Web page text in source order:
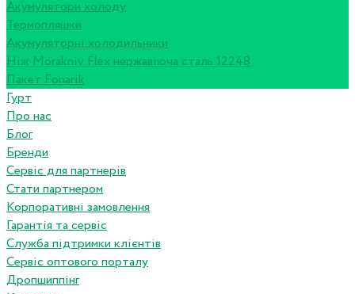
Акумулятори холоду
Термопляшки
Акумуляторні холодильники
Ніж Morakniv Flex нержавіюча сталь 12248
Пакет Fonarik
Гурт
Про нас
Блог
Бренди
Сервіс для партнерів
Стати партнером
Корпоративні замовлення
Гарантія та сервіс
Служба підтримки клієнтів
Сервіс оптового порталу
Дропшиппінг